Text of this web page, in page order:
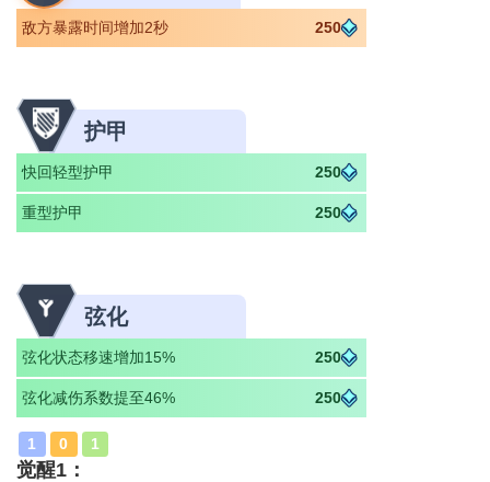
敌方暴露时间增加2秒 250
护甲
快回轻型护甲 250
重型护甲 250
弦化
弦化状态移速增加15% 250
弦化减伤系数提至46% 250
1 0 1
觉醒1：